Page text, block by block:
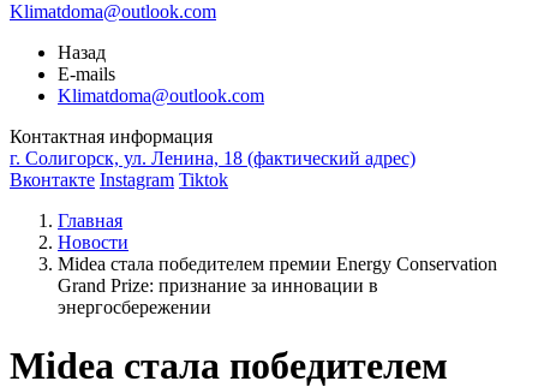
Klimatdoma@outlook.com
Назад
E-mails
Klimatdoma@outlook.com
Контактная информация
г. Солигорск, ул. Ленина, 18 (фактический адрес)
Вконтакте Instagram Tiktok
Главная
Новости
Midea стала победителем премии Energy Conservation
Grand Prize: признание за инновации в
энергосбережении
Midea стала победителем